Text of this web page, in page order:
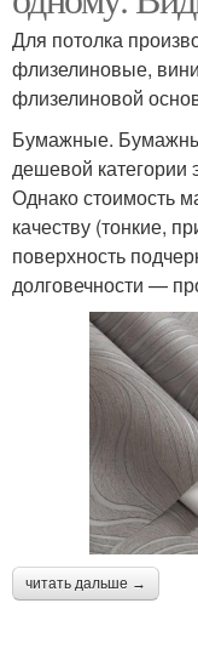
Для потолка
флизелиновые,
флизелиновой
Бумажные.
дешевой категории
Однако стоимость
качеству (тонкие,
поверхность
долговечности —
читать дальше →